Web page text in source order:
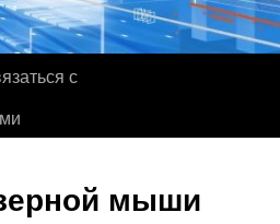
с
мыши